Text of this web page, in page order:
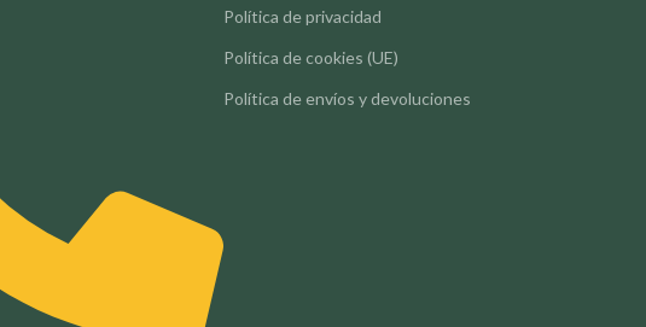
Política de privacidad
Política de cookies (UE)
Política de envíos y devoluciones